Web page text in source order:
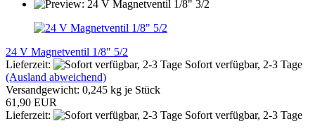
24 V Magnetventil 1/8" 5/2
Lieferzeit:
Sofort verfügbar, 2-3 Tage
(Ausland abweichend)
Versandgewicht: 0,245 kg je Stück
61,90 EUR
Lieferzeit:
Sofort verfügbar, 2-3 Tage